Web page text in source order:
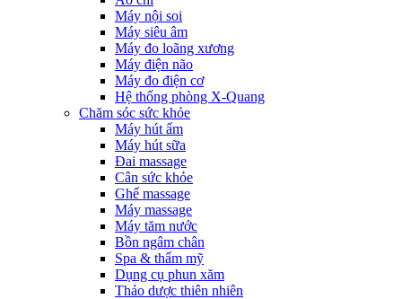
Máy nội soi
Máy siêu âm
Máy đo loãng xương
Máy điện não
Máy đo điện cơ
Hệ thống phòng X-Quang
Chăm sóc sức khỏe
Máy hút ẩm
Máy hút sữa
Đai massage
Cân sức khỏe
Ghế massage
Máy massage
Máy tăm nước
Bồn ngâm chân
Spa & thẩm mỹ
Dụng cụ phun xăm
Thảo dược thiên nhiên